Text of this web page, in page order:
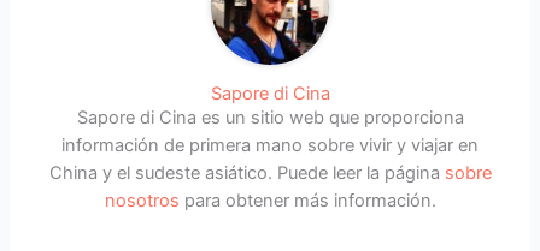
Sapore di Cina
Sapore di Cina es un sitio web que proporciona
información de primera mano sobre vivir y viajar en
China y el sudeste asiático. Puede leer la página sobre
nosotros para obtener más información.